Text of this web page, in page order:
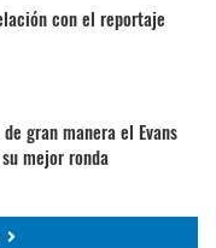
con el reportaje
gran manera el Evans
mejor ronda